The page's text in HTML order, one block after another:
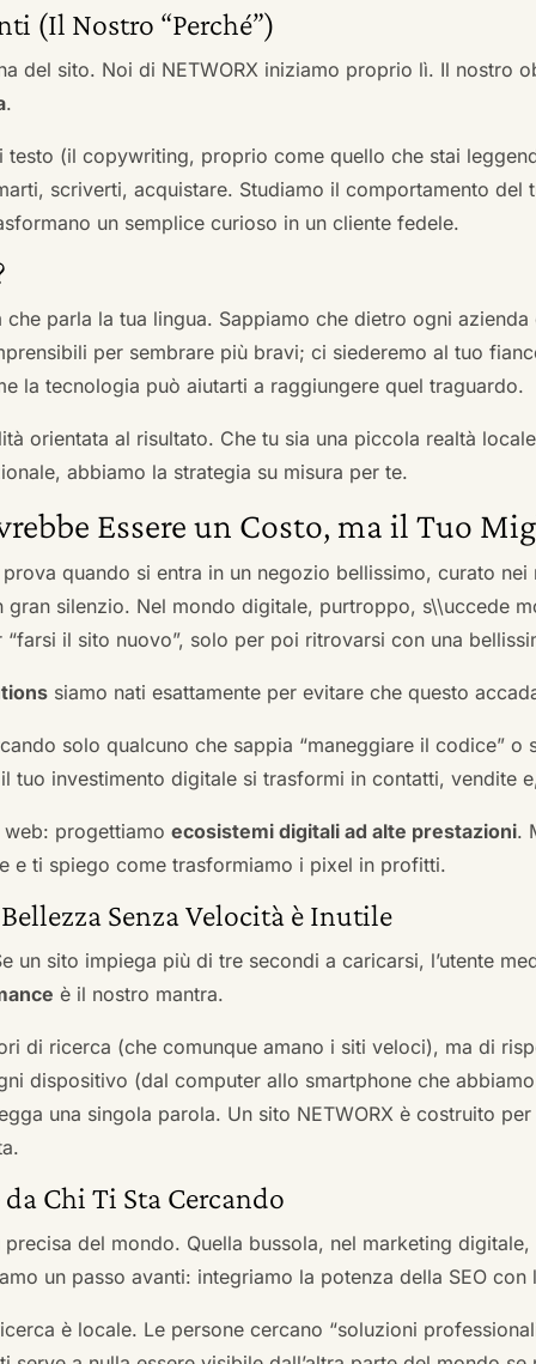
(Il Nostro “Perché”)
del sito. Noi di NETWORX iniziamo proprio lì. Il nostro
.
(il copywriting, proprio come quello che stai
scriverti, acquistare. Studiamo il comportamento
un semplice curioso in un cliente fedele.
parla la tua lingua. Sappiamo che dietro ogni
per sembrare più bravi; ci siederemo al tuo
la tecnologia può aiutarti a raggiungere quel traguardo.
orientata al risultato. Che tu sia una piccola realtà
abbiamo la strategia su misura per te.
Essere un Costo, ma il Tuo
quando si entra in un negozio bellissimo, curato
gran silenzio. Nel mondo digitale, purtroppo, s\\uccede
il sito nuovo”, solo per poi ritrovarsi con una
siamo nati esattamente per evitare che questo
solo qualcuno che sappia “maneggiare il codice”
tuo investimento digitale si trasformi in contatti, vendite
web: progettiamoecosistemi digitali ad alte prestazioni.
e ti spiego come trasformiamo i pixel in profitti.
Senza Velocità è Inutile
un sito impiega più di tre secondi a caricarsi, l’utente
è il nostro mantra.
di ricerca (che comunque amano i siti veloci), ma di
dispositivo (dal computer allo smartphone che
una singola parola. Un sito NETWORX è costruito
Chi Ti Sta Cercando
del mondo. Quella bussola, nel marketing
un passo avanti: integriamo la potenza della SEO
è locale. Le persone cercano “soluzioni